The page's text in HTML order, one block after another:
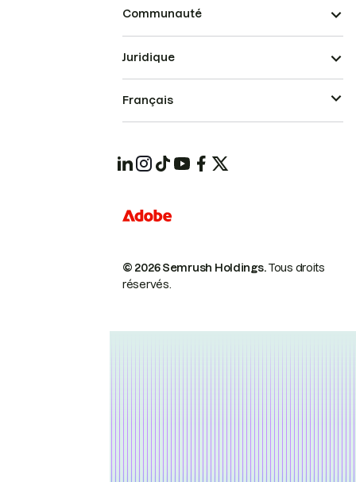
Communauté
© 2026 Semrush Holdings.Tous droits
réservés.
Juridique
Français